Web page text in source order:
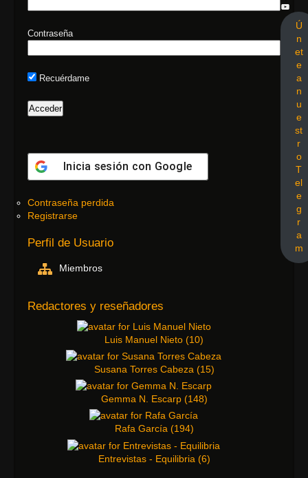
Contraseña
Recuérdame
Inicia sesión con Google
Contraseña perdida
Registrarse
Perfil de Usuario
Miembros
Ú
n
et
e
a
n
u
e
st
r
o
T
el
e
g
r
a
m
Redactores y reseñadores
Luis Manuel Nieto (10)
Susana Torres Cabeza (15)
Gemma N. Escarp (148)
Rafa García (194)
Entrevistas - Equilibria (6)